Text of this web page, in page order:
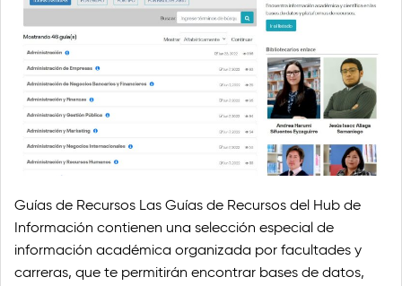
Guías de Recursos Las Guías de Recursos del Hub de
Información contienen una selección especial de
información académica organizada por facultades y
carreras, que te permitirán encontrar bases de datos,